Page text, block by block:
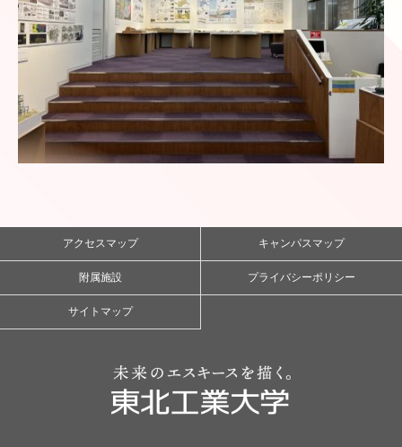
アクセスマップ キャンパスマップ
附属施設 プライバシーポリシー
サイトマップ